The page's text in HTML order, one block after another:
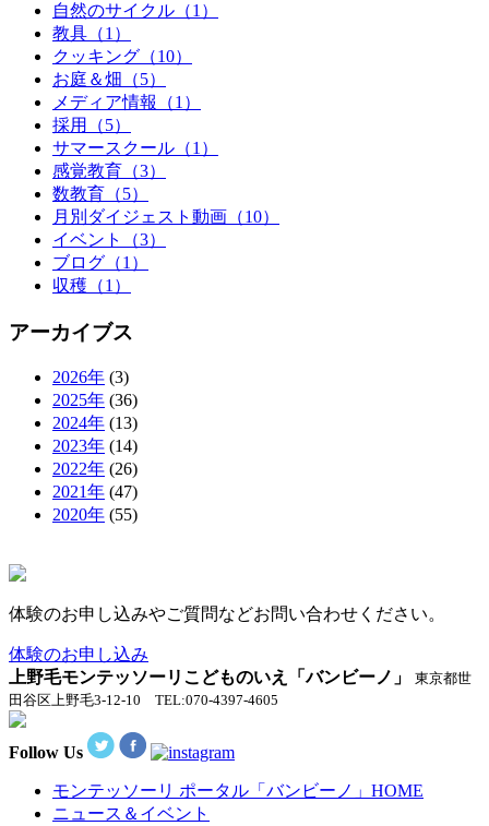
自然のサイクル（1）
教具（1）
クッキング（10）
お庭＆畑（5）
メディア情報（1）
採用（5）
サマースクール（1）
感覚教育（3）
数教育（5）
月別ダイジェスト動画（10）
イベント（3）
ブログ（1）
収穫（1）
アーカイブス
2026年 (3)
2025年 (36)
2024年 (13)
2023年 (14)
2022年 (26)
2021年 (47)
2020年 (55)
体験のお申し込みやご質問などお問い合わせください。
体験のお申し込み
上野毛モンテッソーリこどものいえ「バンビーノ」
東京都世
田谷区上野毛3-12-10 TEL:070-4397-4605
Follow Us
モンテッソーリ ポータル「バンビーノ」 HOME
ニュース＆イベント